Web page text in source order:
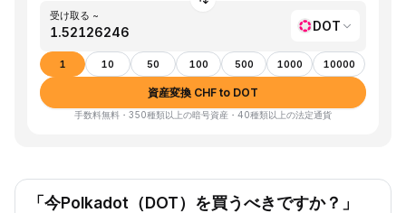
受け取る ~
DOT
1 10 50 100 500 1000 10000
資産変換 CHF to DOT
手数料無料・350種類以上の暗号資産・40種類以上の法定通貨
「今Polkadot（DOT）を買うべきですか？」